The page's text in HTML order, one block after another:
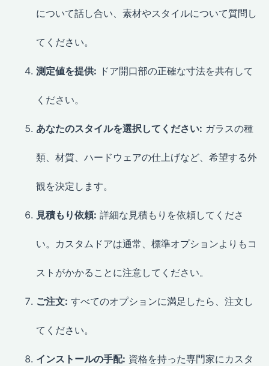
について話し合い、素材やスタイルについて質問し
てください。
測定値を提供: ドア開口部の正確な寸法を共有して
ください。
あなたのスタイルを選択してください: ガラスの種
類、材質、ハードウェアの仕上げなど、希望する外
観を決定します。
見積もり依頼: 詳細な見積もりを依頼してくださ
い。カスタムドアは通常、標準オプションよりもコ
ストがかかることに注意してください。
ご注文: すべてのオプションに満足したら、注文し
てください。
インストールの手配: 資格を持った専門家にカスタ